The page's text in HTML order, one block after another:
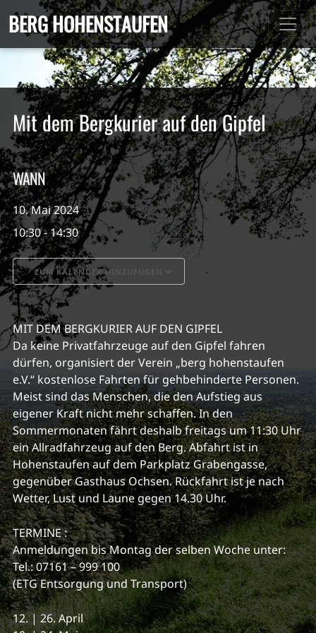
BERG HOHENSTAUFEN
Mit dem Bergkurier auf den Gipfel
WANN
10. Mai 2024
10:30 - 14:30
ZUM KALENDER HINZUFÜGEN
ICS herunterladen
MIT DEM BERGKURIER AUF DEN GIPFEL
Da keine Privatfahrzeuge auf den Gipfel fahren
dürfen, organisiert der Verein „berg hohenstaufen
e.V.“ kostenlose Fahrten für gehbehinderte Personen.
Meist sind das Menschen, die den Aufstieg aus
eigener Kraft nicht mehr schaffen. In den
Sommermonaten fährt deshalb freitags um 11:30 Uhr
ein Allradfahrzeug auf den Berg. Abfahrt ist in
Hohenstaufen auf dem Parkplatz Grabengasse,
gegenüber Gasthaus Ochsen. Rückfahrt ist je nach
Wetter, Lust und Laune gegen 14.30 Uhr.
TERMINE :
Anmeldungen bis Montag der selben Woche unter:
Tel.: 07161 – 999 100
(ETG Entsorgung und Transport)
12. | 26. April